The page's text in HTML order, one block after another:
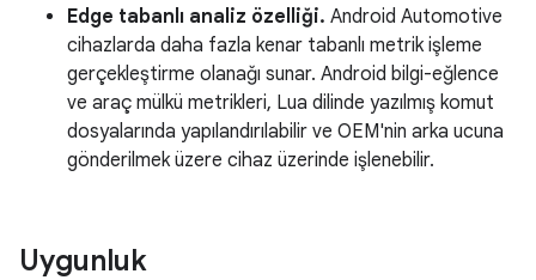
Edge tabanlı analiz özelliği. Android Automotive
cihazlarda daha fazla kenar tabanlı metrik işleme
gerçekleştirme olanağı sunar. Android bilgi-eğlence
ve araç mülkü metrikleri, Lua dilinde yazılmış komut
dosyalarında yapılandırılabilir ve OEM'nin arka ucuna
gönderilmek üzere cihaz üzerinde işlenebilir.
Uygunluk